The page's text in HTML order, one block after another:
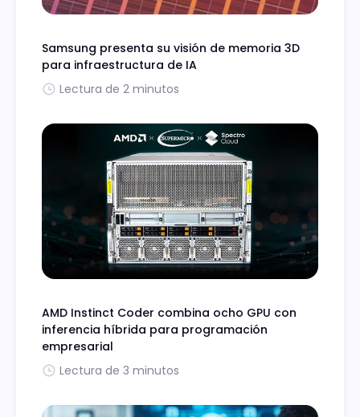
Samsung presenta su visión de memoria 3D
para infraestructura de IA
Lectura de 2 minutos
AMD Instinct Coder combina ocho GPU con
inferencia híbrida para programación
empresarial
Lectura de 3 minutos